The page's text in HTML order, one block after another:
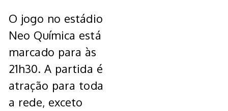
O jogo no estádio
Neo Química está
marcado para às
21h30. A partida é
atração para toda
a rede, exceto